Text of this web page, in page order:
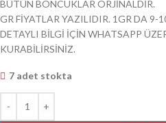
BÜTÜN BONCUKLAR ORJİNALDİR.
GR FİYATLAR YAZILIDIR. 1GR DA 9-
DETAYLI BİLGİ İÇİN WHATSAPP
KURABİLİRSİNİZ.
7 adet stokta